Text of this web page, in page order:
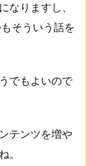
なりますし、
そういう話を
でもよいので
テンツを増や
。